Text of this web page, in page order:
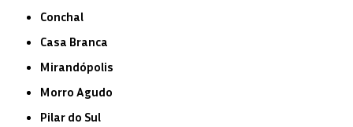
Conchal
Casa Branca
Mirandópolis
Morro Agudo
Pilar do Sul